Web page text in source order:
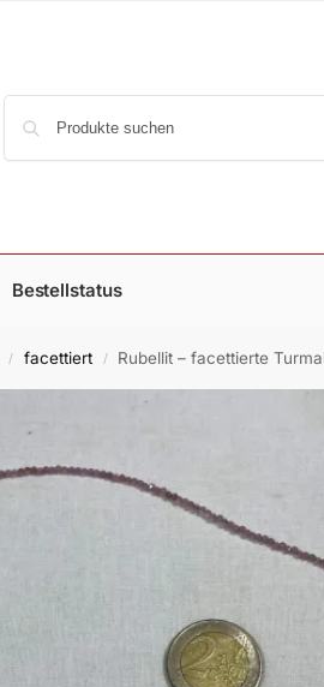
Bestellstatus
/ facettiert / Rubellit – facettierte